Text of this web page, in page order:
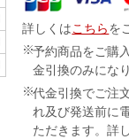
詳しくはこちらを
予約商品をご購
金引換のみにな
代金引換でご注
れ及び発送前に
ただきます。詳